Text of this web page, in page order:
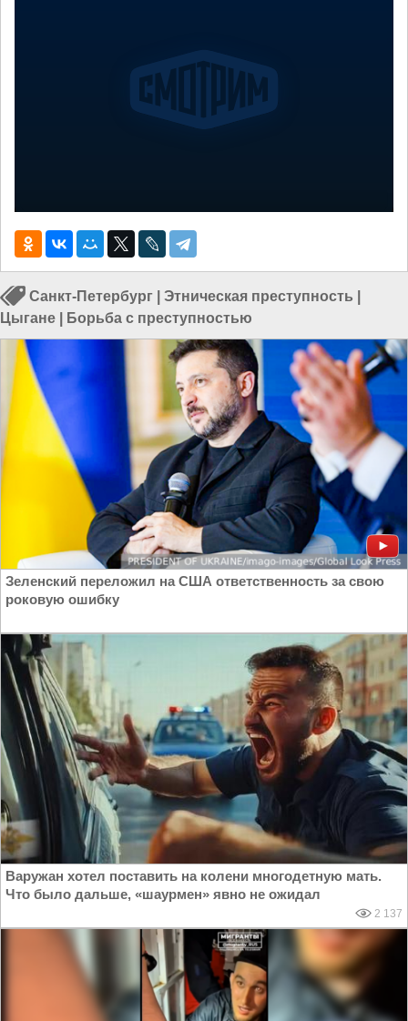
Санкт-Петербург Этническая преступность
Цыгане
Борьба с преступностью
Зеленский переложил на США ответственность за свою
роковую ошибку
Варужан хотел поставить на колени многодетную мать.
Что было дальше, «шаурмен» явно не ожидал
2 137